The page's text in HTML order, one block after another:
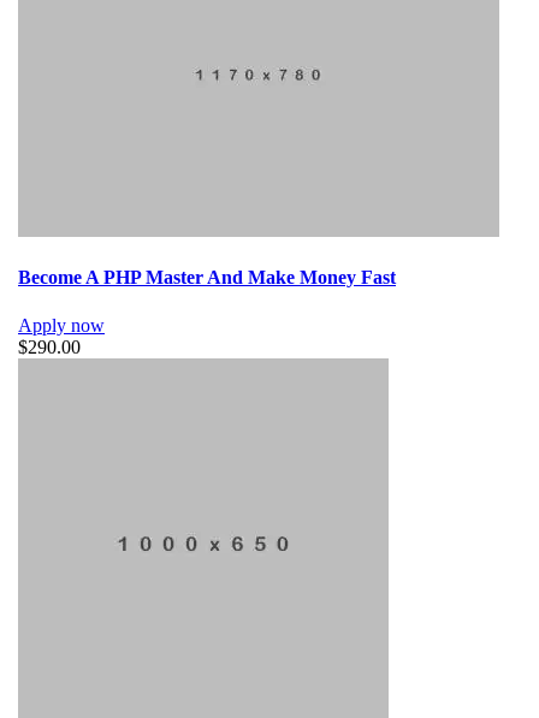
Become A PHP Master And Make Money Fast
Apply now
$290.00